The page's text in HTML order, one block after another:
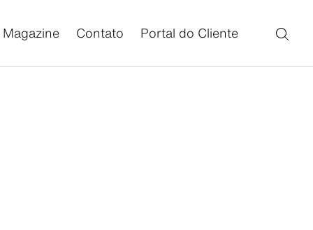
Magazine Contato Portal do Cliente